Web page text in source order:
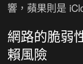
響，蘋果則是
網路的脆弱
賴風險